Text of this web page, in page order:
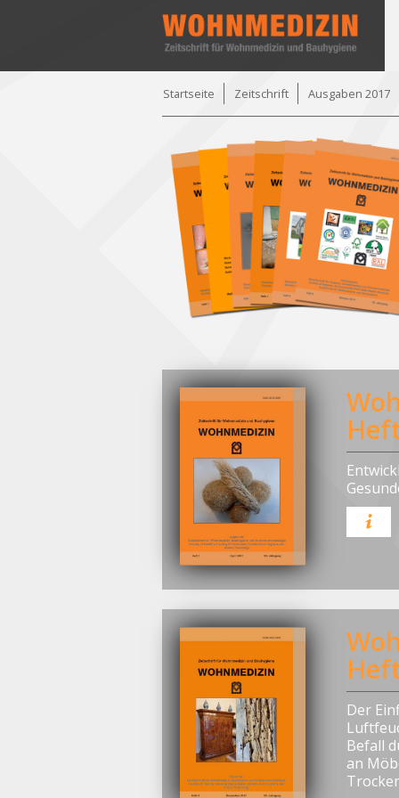
Startseite Zeitschrift Ausgaben 2017
Der
Befall
an